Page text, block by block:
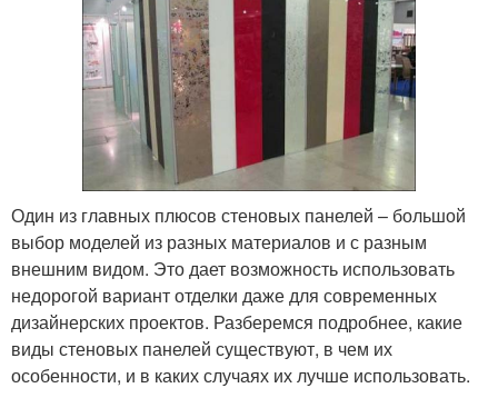
Панели для отделки Металлические панели
Панели для фасада Панели с утеплителем
Фасад под кирпич Фасадные панели
Панели для наружной
отделки
Декоративные панели
Один из главных плюсов стеновых панелей – большой
выбор моделей из разных материалов и с разным
внешним видом. Это дает возможность использовать
недорогой вариант отделки даже для современных
дизайнерских проектов. Разберемся подробнее, какие
виды стеновых панелей существуют, в чем их
особенности, и в каких случаях их лучше использовать.